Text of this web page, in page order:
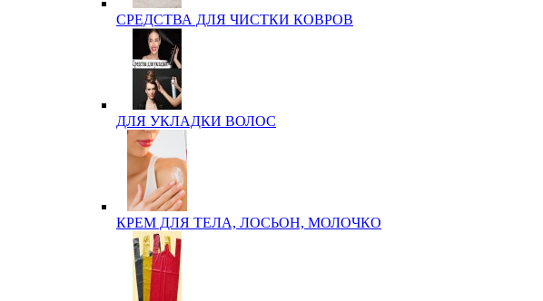
СРЕДСТВА ДЛЯ ЧИСТКИ КОВРОВ
ДЛЯ УКЛАДКИ ВОЛОС
КРЕМ ДЛЯ ТЕЛА, ЛОСЬОН, МОЛОЧКО